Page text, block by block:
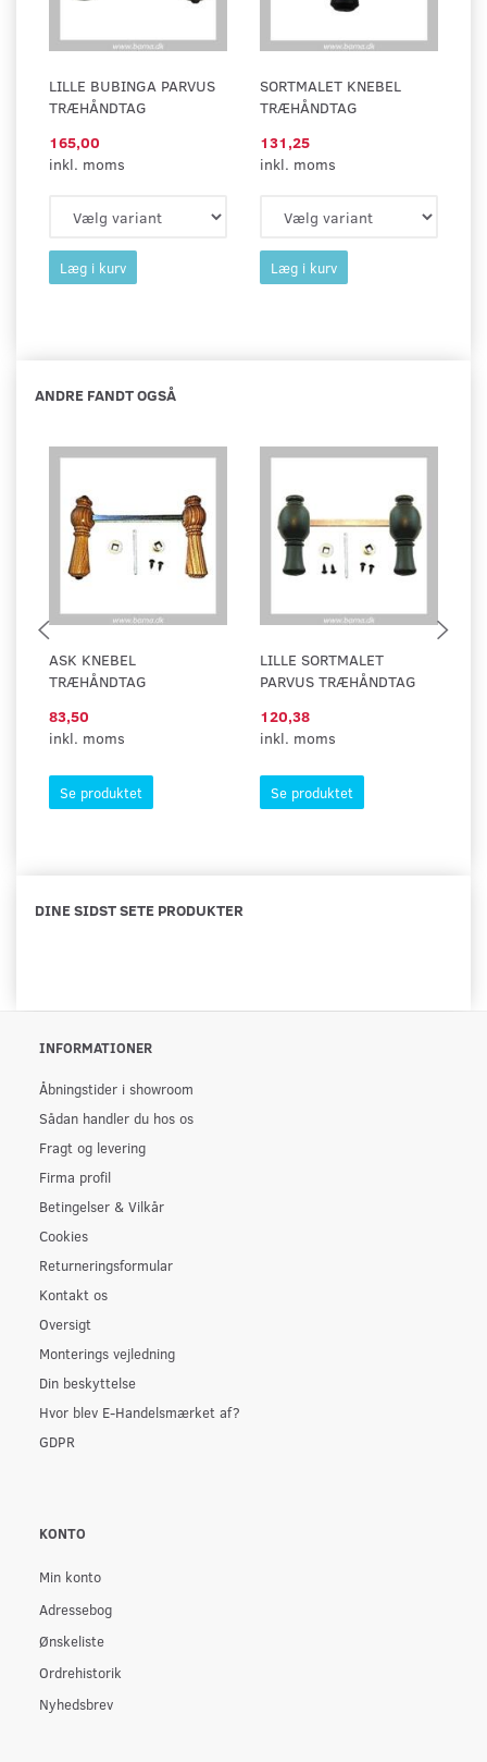
LILLE BUBINGA PARVUS
TRÆHÅNDTAG
165,00
inkl. moms
Læg i kurv
SORTMALET KNEBEL
TRÆHÅNDTAG
131,25
inkl. moms
Læg i kurv
ANDRE FANDT OGSÅ
ASK KNEBEL
TRÆHÅNDTAG
83,50
inkl. moms
Se produktet
LILLE SORTMALET
PARVUS TRÆHÅNDTAG
120,38
inkl. moms
Se produktet
DINE SIDST SETE PRODUKTER
INFORMATIONER
Åbningstider i showroom
Sådan handler du hos os
Fragt og levering
Firma profil
Betingelser & Vilkår
Cookies
Returneringsformular
Kontakt os
Oversigt
Monterings vejledning
Din beskyttelse
Hvor blev E-Handelsmærket af?
GDPR
KONTO
Min konto
Adressebog
Ønskeliste
Ordrehistorik
Nyhedsbrev